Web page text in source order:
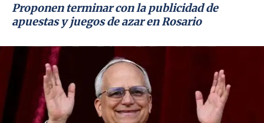
Proponen terminar con la publicidad de
apuestas y juegos de azar en Rosario